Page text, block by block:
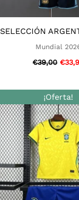
SELECCIÓN
Mundial
€39,00 €
¡Oferta!
El
era: